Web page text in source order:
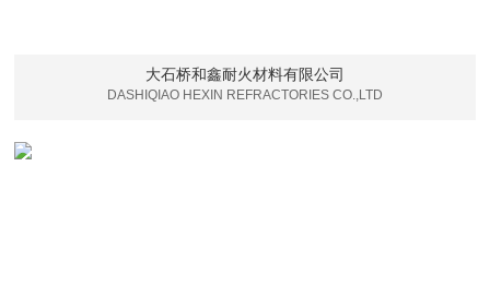
大石桥和鑫耐火材料有限公司
DASHIQIAO HEXIN REFRACTORIES CO.,LTD